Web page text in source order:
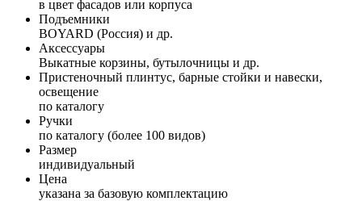
в цвет фасадов или корпуса
Подъемники
BOYARD (Россия) и др.
Аксессуары
Выкатные корзины, бутылочницы и др.
Пристеночный плинтус, барные стойки и навески,
освещение
по каталогу
Ручки
по каталогу (более 100 видов)
Размер
индивидуальный
Цена
указана за базовую комплектацию